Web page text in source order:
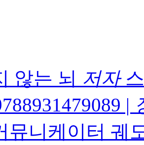
않는 뇌 저자
|
뮤니케이터 궤